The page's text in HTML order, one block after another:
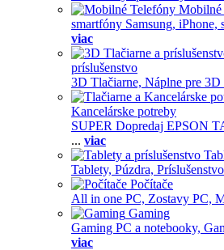
Mobilné
smartfóny Samsung, iPhone,
viac
príslušenstvo
3D Tlačiarne, Náplne pre 3D
Kancelárske potreby
SUPER Dopredaj EPSON
... viac
Tablety, Púzdra,
Počítače
All in one PC, Zostavy PC,
Gaming
Gaming PC a notebooky,
viac